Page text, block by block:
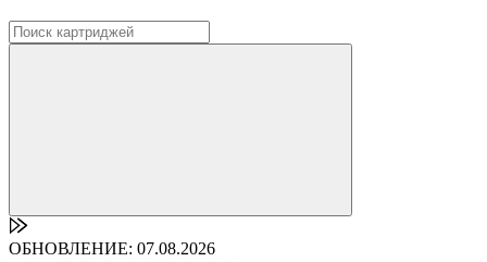
ОБНОВЛЕНИЕ: 07.08.2026